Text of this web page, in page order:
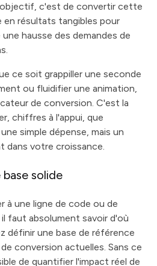
c'est de convertir cette
résultats tangibles pour
hausse des demandes de
ce soit grappiller une seconde
ou fluidifier une animation,
de conversion. C'est la
chiffres à l'appui, que
simple dépense, mais un
dans votre croissance.
solide
à une ligne de code ou de
faut absolument savoir d'où
définir une base de référence
conversion actuelles. Sans ce
de quantifier l'impact réel de